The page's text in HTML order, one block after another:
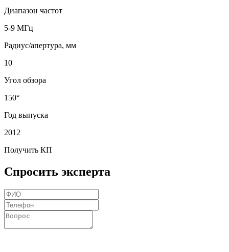
Диапазон частот
5-9 МГц
Радиуc/апертура, мм
10
Угол обзора
150°
Год выпуска
2012
Получить КП
Спросить эксперта